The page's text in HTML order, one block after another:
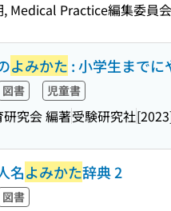
, Medical Practice編集委員
よみかた : 小学生までに
図書 児童書
究会 編著受験研究社
名よみかた辞典 2
図書